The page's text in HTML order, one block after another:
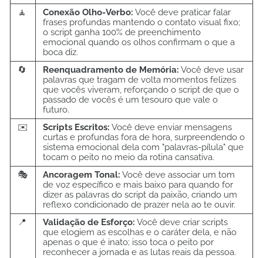
🧘
Conexão Olho-Verbo: Você deve praticar falar
frases profundas mantendo o contato visual fixo;
o script ganha 100% de preenchimento
emocional quando os olhos confirmam o que a
boca diz.
🔄
Reenquadramento de Memória: Você deve usar
palavras que tragam de volta momentos felizes
que vocês viveram, reforçando o script de que o
passado de vocês é um tesouro que vale o
futuro.
✉️
Scripts Escritos: Você deve enviar mensagens
curtas e profundas fora de hora, surpreendendo o
sistema emocional dela com "palavras-pílula" que
tocam o peito no meio da rotina cansativa.
🎭
Ancoragem Tonal: Você deve associar um tom
de voz específico e mais baixo para quando for
dizer as palavras do script da paixão, criando um
reflexo condicionado de prazer nela ao te ouvir.
📍
Validação de Esforço: Você deve criar scripts
que elogiem as escolhas e o caráter dela, e não
apenas o que é inato; isso toca o peito por
reconhecer a jornada e as lutas reais da pessoa.